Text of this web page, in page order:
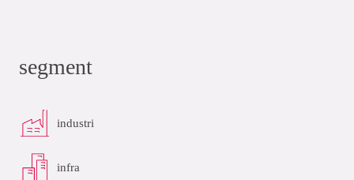
segment
industri
infra